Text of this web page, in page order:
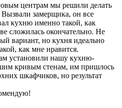
центрам мы решили делать
замерщика, он все
кухню именно такой, как
сложилась окончательно. Не
вариант, но кухня идеально
как мне нравится.
установили нашу кухню-
кривым стенам, им пришлось
шкафчиков, но результат